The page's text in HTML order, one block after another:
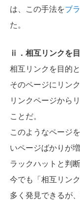
は、この手法をブ
た。
ⅱ．相互リンクを
相互リンクを目的
そのページにリン
リンクページから
ことだ。
このようなページ
いページばかりが
ラックハットと判
今でも「相互リン
多く発見できるが